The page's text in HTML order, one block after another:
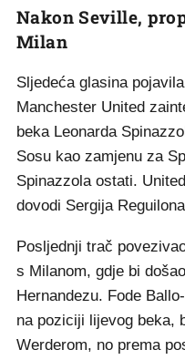
Nakon Seville,
Milan
Sljedeća glasina
Manchester United
beka Leonarda
Sosu kao zamjenu za
Spinazzola ostati.
dovodi Sergija
Posljednji trač
s Milanom, gdje bi
Hernandezu. Fode
na poziciji lijevog beka,
Werderom, no prema